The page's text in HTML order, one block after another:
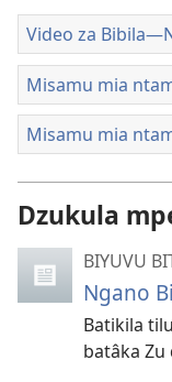
Video za
Misamu mia
Misamu mia
Dzukula
BIYUVU
Ngano
Batikila
batâka Zu